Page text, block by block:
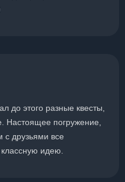
до этого разные квесты,
Настоящее погружение,
друзьями все
идею.